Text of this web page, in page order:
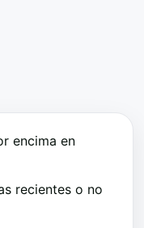
encima en
recientes o no